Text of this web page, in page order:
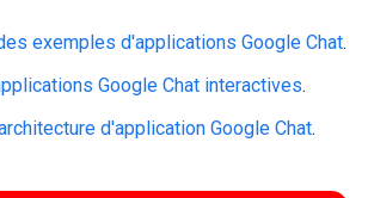
exemples d'applications Google Chat.
Google Chat interactives.
d'application Google Chat.